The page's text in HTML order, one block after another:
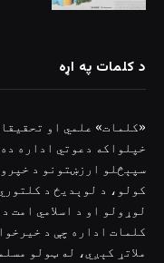
د کلمات په اړه
«کلمات» علمي او
خپلواکه دعوتي اداره
سپېڅلو ارزښتونو د
کولو، د لوېدیځ د
لوړولو او د اسلامي امت
کلمات اداره چې د
ملاتړ کېږي، له ټولو